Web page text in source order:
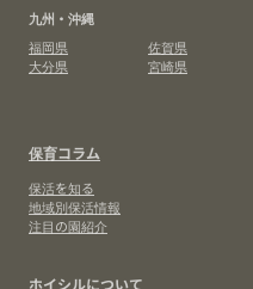
九州・沖縄
福岡県
佐賀県
大分県
宮崎県
保育コラム
保活を知る
地域別保活情報
注目の園紹介
ホイシルについて